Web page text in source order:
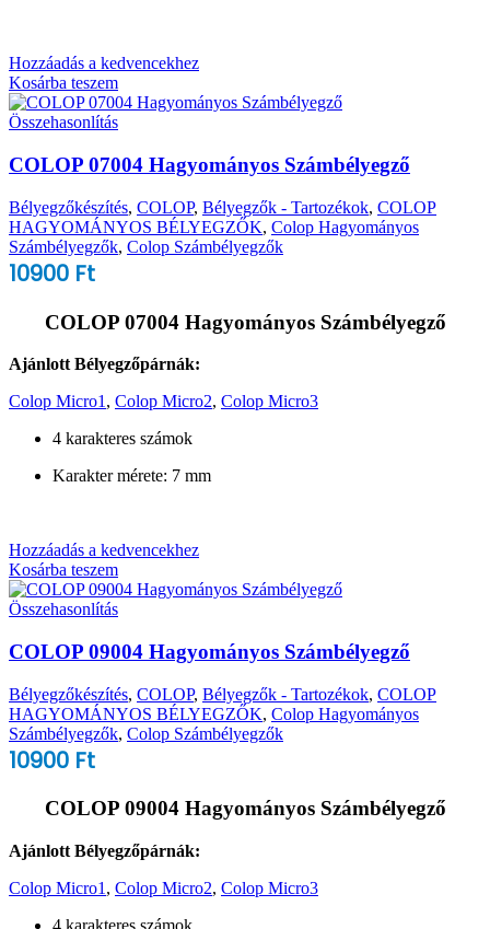
Hozzáadás a kedvencekhez
Kosárba teszem
Összehasonlítás
COLOP 07004 Hagyományos Számbélyegző
Bélyegzőkészítés, COLOP, Bélyegzők - Tartozékok, COLOP
HAGYOMÁNYOS BÉLYEGZŐK, Colop Hagyományos
Számbélyegzők, Colop Számbélyegzők
10900 Ft
COLOP 07004 Hagyományos Számbélyegző
Ajánlott Bélyegzőpárnák:
Colop Micro1 , Colop Micro2, Colop Micro3
4 karakteres számok
Karakter mérete: 7 mm
Hozzáadás a kedvencekhez
Kosárba teszem
Összehasonlítás
COLOP 09004 Hagyományos Számbélyegző
Bélyegzőkészítés, COLOP, Bélyegzők - Tartozékok, COLOP
HAGYOMÁNYOS BÉLYEGZŐK, Colop Hagyományos
Számbélyegzők, Colop Számbélyegzők
10900 Ft
COLOP 09004 Hagyományos Számbélyegző
Ajánlott Bélyegzőpárnák:
Colop Micro1 , Colop Micro2, Colop Micro3